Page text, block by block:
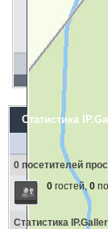
Статистика
0 посетителей
0гостей, 0
Статистика